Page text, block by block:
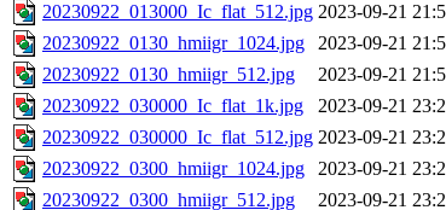
20230922_013000_Ic_flat_512.jpg 2023-09-21
20230922_0130_hmiigr_1024.jpg
2023-09-21
20230922_0130_hmiigr_512.jpg
2023-09-21
20230922_030000_Ic_flat_1k.jpg
2023-09-21
20230922_030000_Ic_flat_512.jpg 2023-09-21
20230922_0300_hmiigr_1024.jpg
2023-09-21
20230922_0300_hmiigr_512.jpg
2023-09-21